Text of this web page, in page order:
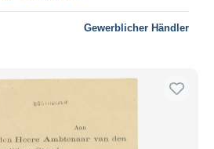
Gewerblicher Händler